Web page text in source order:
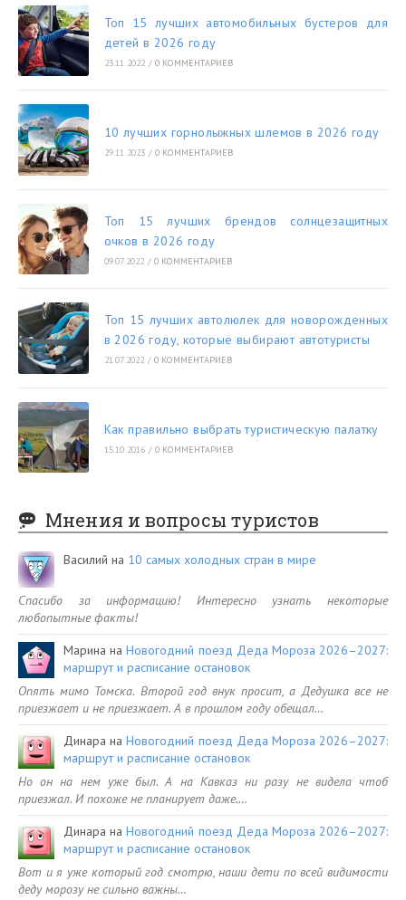
Топ 15 лучших автомобильных бустеров для
детей в 2026 году
23.11.2022 / 0 КОММЕНТАРИЕВ
10 лучших горнолыжных шлемов в 2026 году
29.11.2023 / 0 КОММЕНТАРИЕВ
Топ 15 лучших брендов солнцезащитных
очков в 2026 году
09.07.2022 / 0 КОММЕНТАРИЕВ
Топ 15 лучших автолюлек для новорожденных
в 2026 году, которые выбирают автотуристы
21.07.2022 / 0 КОММЕНТАРИЕВ
Как правильно выбрать туристическую палатку
15.10.2016 / 0 КОММЕНТАРИЕВ
Мнения и вопросы туристов
Василий на 10 самых холодных стран в мире
Спасибо за информацию! Интересно узнать некоторые
любопытные факты!
Марина наНовогодний поезд Деда Мороза 2026–2027:
маршрут и расписание остановок
Опять мимо Томска. Второй год внук просит, а Дедушка все не
приезжает и не приезжает. А в прошлом году обещал…
Динара наНовогодний поезд Деда Мороза 2026–2027:
маршрут и расписание остановок
Но он на нем уже был. А на Кавказ ни разу не видела чтоб
приезжал. И похоже не планирует даже.…
Динара наНовогодний поезд Деда Мороза 2026–2027:
маршрут и расписание остановок
Вот и я уже который год смотрю, наши дети по всей видимости
деду морозу не сильно важны…